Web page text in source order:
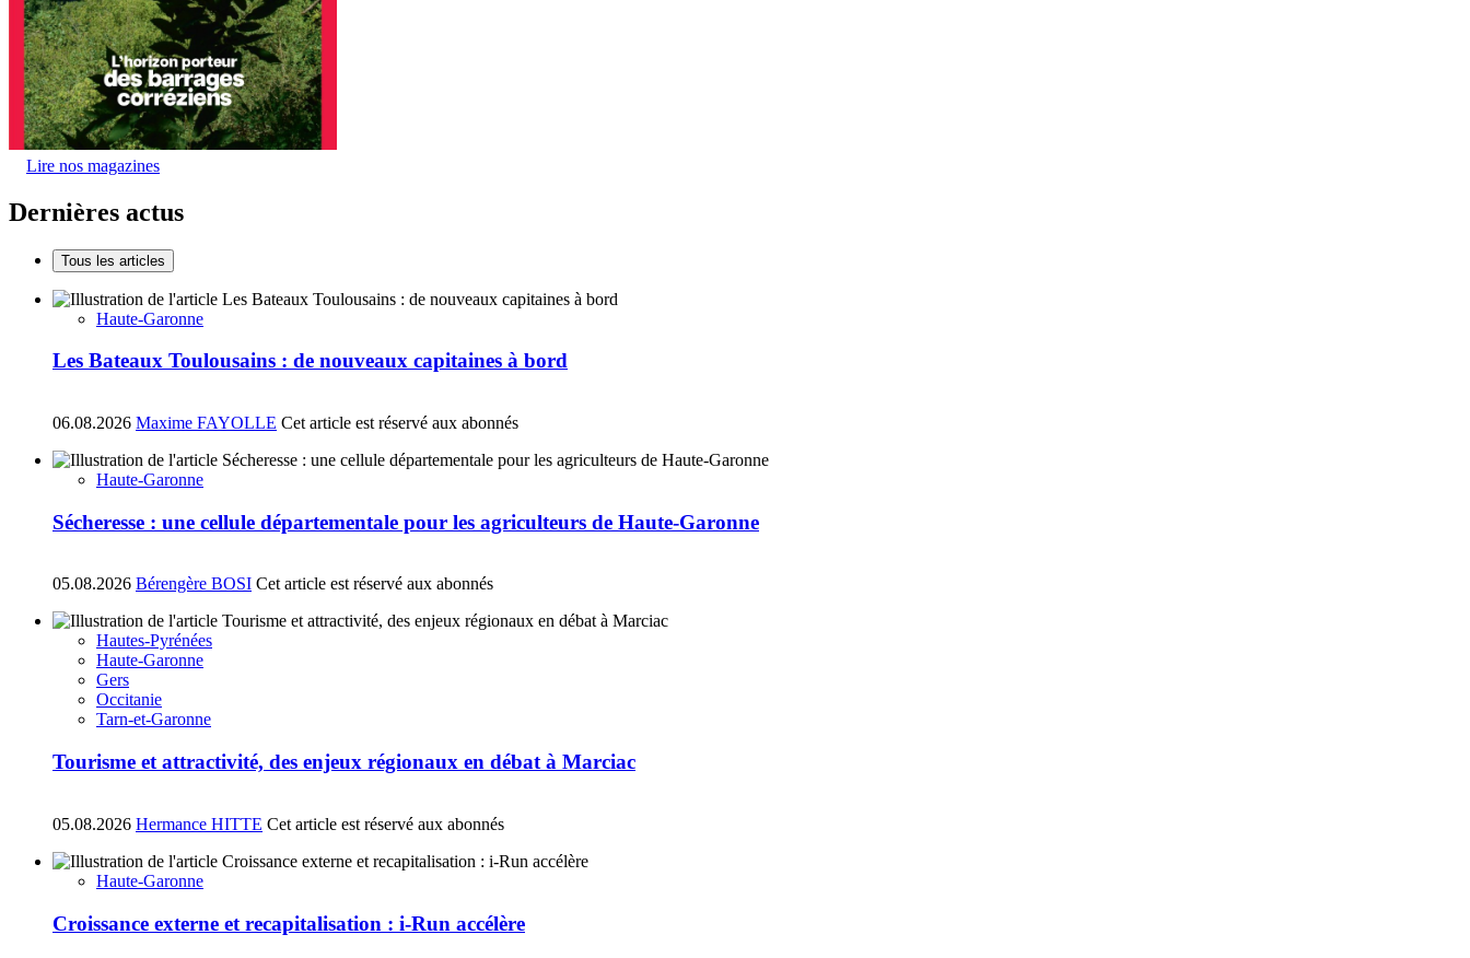
Lire nos magazines
Dernières actus
Tous les articles
Haute-Garonne
Les Bateaux Toulousains : de nouveaux capitaines à bord
06.08.2026 Maxime FAYOLLE Cet article est réservé aux abonnés
Haute-Garonne
Sécheresse : une cellule départementale pour les agriculteurs de Haute-Garonne
05.08.2026 Bérengère BOSI Cet article est réservé aux abonnés
Hautes-Pyrénées
Haute-Garonne
Gers
Occitanie
Tarn-et-Garonne
Tourisme et attractivité, des enjeux régionaux en débat à Marciac
05.08.2026 Hermance HITTE Cet article est réservé aux abonnés
Haute-Garonne
Croissance externe et recapitalisation : i-Run accélère